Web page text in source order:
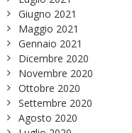
Giugno 2021
Maggio 2021
Gennaio 2021
Dicembre 2020
Novembre 2020
Ottobre 2020
Settembre 2020
Agosto 2020